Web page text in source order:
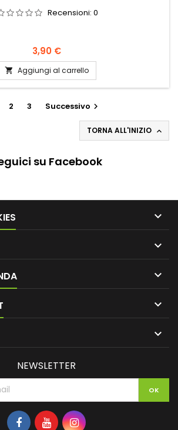
Recensioni: 0
Prezzo
3,90 €
 Aggiungi al carrello
2 3 Successivo 
TORNA ALL'INIZIO 
su Facebook





NEWSLETTER